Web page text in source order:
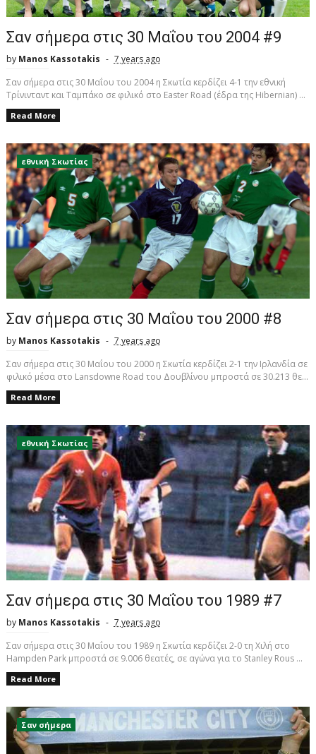
Σαν σήμερα στις 30 Μαΐου του 2004 #9
by Manos Kassotakis
7 years ago
Σαν σήμερα στις 30 Μαΐου του 2004 η Σκωτία κερδίζει 4-1 την εθνική
Τρίνινταντ και Ταμπάκο σε φιλικό στο Easter Road (έδρα της Hibernian) ...
Read More
εθνική Σκωτίας
Σαν σήμερα στις 30 Μαΐου του 2000 #8
by Manos Kassotakis
7 years ago
Σαν σήμερα στις 30 Μαΐου του 2000 η Σκωτία κερδίζει 2-1 την Ιρλανδία σε
φιλικό μέσα στο Lansdowne Road του Δουβλίνου μπροστά σε 30.213 θε...
Read More
εθνική Σκωτίας
Σαν σήμερα στις 30 Μαΐου του 1989 #7
by Manos Kassotakis
7 years ago
Σαν σήμερα στις 30 Μαΐου του 1989 η Σκωτία κερδίζει 2-0 τη Χιλή στο
Hampden Park μπροστά σε 9.006 θεατές, σε αγώνα για το Stanley Rous ...
Read More
Σαν σήμερα